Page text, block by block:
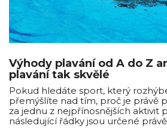
Výhody plavání od A do Z
plavání tak skvělé
Pokud hledáte sport, který
přemýšlíte nad tím, proč je právě
za jednu z nejpřínosnějších aktivit
následující řádky jsou určené